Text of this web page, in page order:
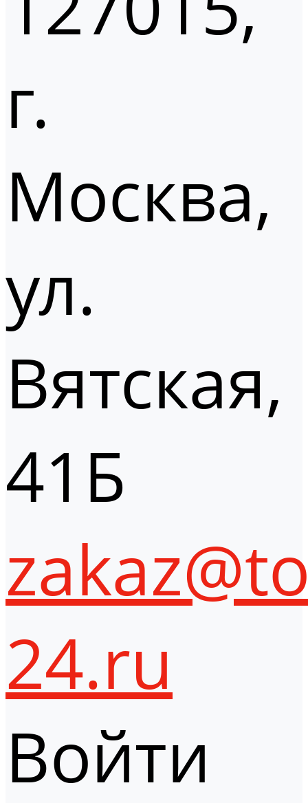
г.
Москва,
ул.
Вятская,
41Б
24.ru
Войти